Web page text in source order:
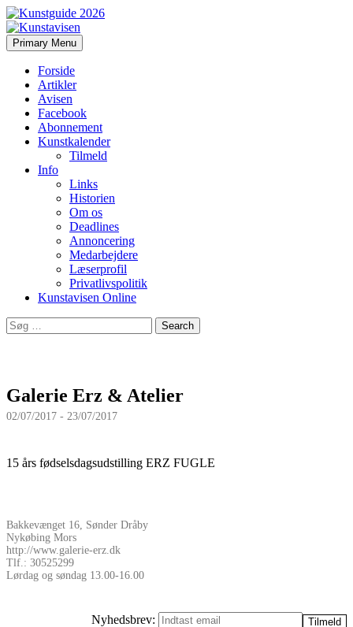
Kunstavisen
Search
Primary Menu Skip
to
Forside
Artikler
Avisen
Facebook
Abonnement
Kunstkalender
Tilmeld
Info
Links
Historien
Om os
Deadlines
Annoncering
Medarbejdere
Læserprofil
Privatlivspolitik
Kunstavisen Online
Search
for:
Galerie Erz & Atelier
02/07/2017 - 23/07/2017
15 års fødselsdagsudstilling ERZ FUGLE
Bakkevænget 16, Sønder Dråby
Nykøbing Mors
http://www.galerie-erz.dk
Tlf.: 30525299
Lørdag og søndag 13.00-16.00
Nyhedsbrev: